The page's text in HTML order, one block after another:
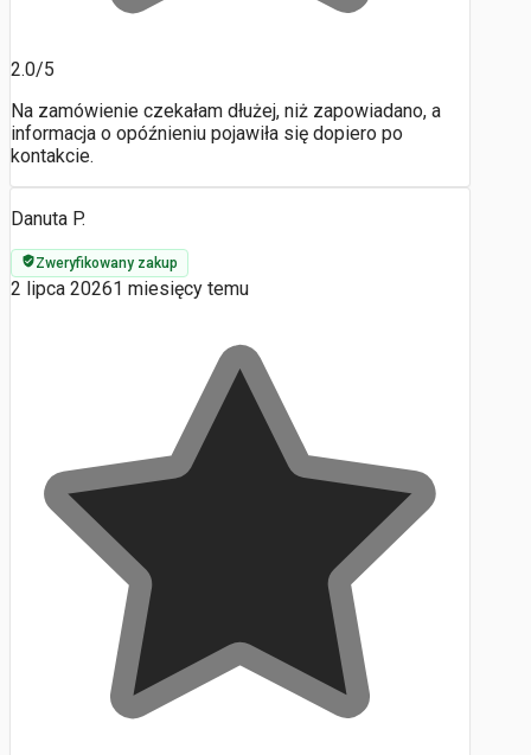
2.0/5
Na zamówienie czekałam dłużej, niż zapowiadano, a
informacja o opóźnieniu pojawiła się dopiero po
kontakcie.
Danuta P.
Zweryfikowany zakup
2 lipca 20261 miesięcy temu